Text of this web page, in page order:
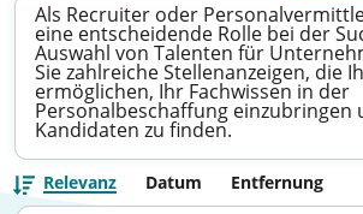
Als Recruiter oder
eine entscheidende Rolle bei der
Auswahl von Talenten für
Sie zahlreiche Stellenanzeigen, die
ermöglichen, Ihr Fachwissen in der
Personalbeschaffung einzubringen
Kandidaten zu finden.
Relevanz Datum Entfernung